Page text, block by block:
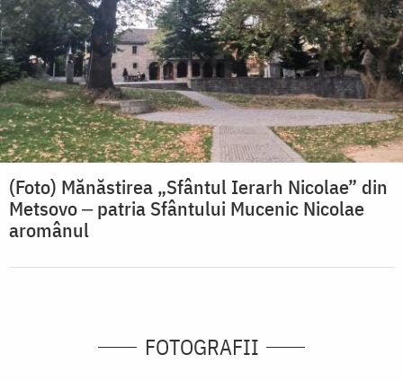
(Foto) Mănăstirea „Sfântul Ierarh Nicolae” din
Metsovo ‒ patria Sfântului Mucenic Nicolae
aromânul
FOTOGRAFII